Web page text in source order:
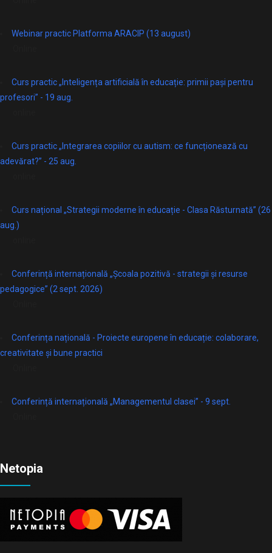
Webinar practic Platforma ARACIP (13 august)
Curs practic „Inteligența artificială în educație: primii pași pentru
profesori” - 19 aug.
Curs practic „Integrarea copiilor cu autism: ce funcționează cu
adevărat?” - 25 aug.
Curs național „Strategii moderne în educație - Clasa Răsturnată” (26
aug.)
Conferință internațională „Școala pozitivă - strategii și resurse
pedagogice” (2 sept. 2026)
Conferința națională - Proiecte europene în educație: colaborare,
creativitate și bune practici
Conferință internațională „Managementul clasei” - 9 sept.
Netopia